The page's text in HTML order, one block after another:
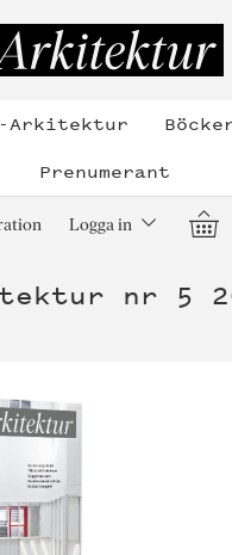
Arkitektur
Prenumerant
Logga in
nr 5